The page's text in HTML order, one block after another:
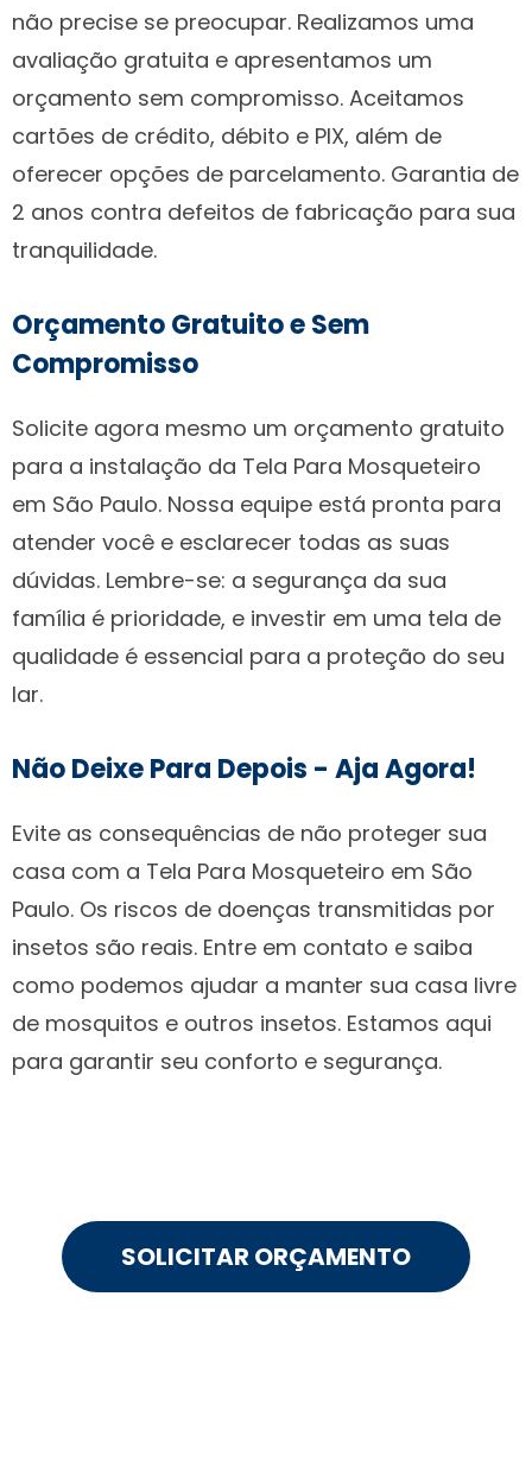
não precise se preocupar. Realizamos uma
avaliação gratuita e apresentamos um
orçamento sem compromisso. Aceitamos
cartões de crédito, débito e PIX, além de
oferecer opções de parcelamento. Garantia de
2 anos contra defeitos de fabricação para sua
tranquilidade.
Orçamento Gratuito e Sem
Compromisso
Solicite agora mesmo um orçamento gratuito
para a instalação da Tela Para Mosqueteiro
em São Paulo. Nossa equipe está pronta para
atender você e esclarecer todas as suas
dúvidas. Lembre-se: a segurança da sua
família é prioridade, e investir em uma tela de
qualidade é essencial para a proteção do seu
lar.
Não Deixe Para Depois - Aja Agora!
Evite as consequências de não proteger sua
casa com a Tela Para Mosqueteiro em São
Paulo. Os riscos de doenças transmitidas por
insetos são reais. Entre em contato e saiba
como podemos ajudar a manter sua casa livre
de mosquitos e outros insetos. Estamos aqui
para garantir seu conforto e segurança.
SOLICITAR ORÇAMENTO